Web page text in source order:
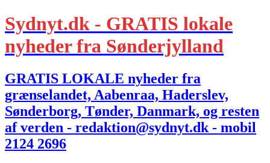
Sydnyt.dk - GRATIS lokale
nyheder fra Sønderjylland
GRATIS LOKALE nyheder fra
grænselandet, Aabenraa, Haderslev,
Sønderborg, Tønder, Danmark, og resten
af verden - redaktion@sydnyt.dk - mobil
2124 2696